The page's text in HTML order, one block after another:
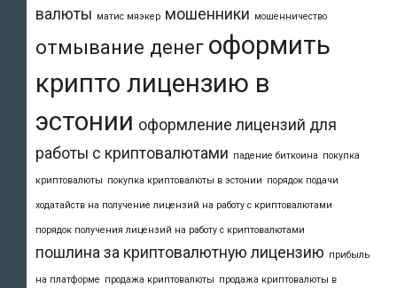
валюты матис мяэкер мошенники мошенничество
отмывание денег оформить
крипто лицензию в
эстонии оформление лицензий для
работы с криптовалютами падение биткоина покупка
криптовалюты покупка криптовалюты в эстонии порядок подачи
ходатайств на получение лицензий на работу с криптовалютами
порядок получения лицензий на работу с криптовалютами
пошлина за криптовалютную лицензию прибыль
на платформе продажа криптовалюты продажа криптовалюты в